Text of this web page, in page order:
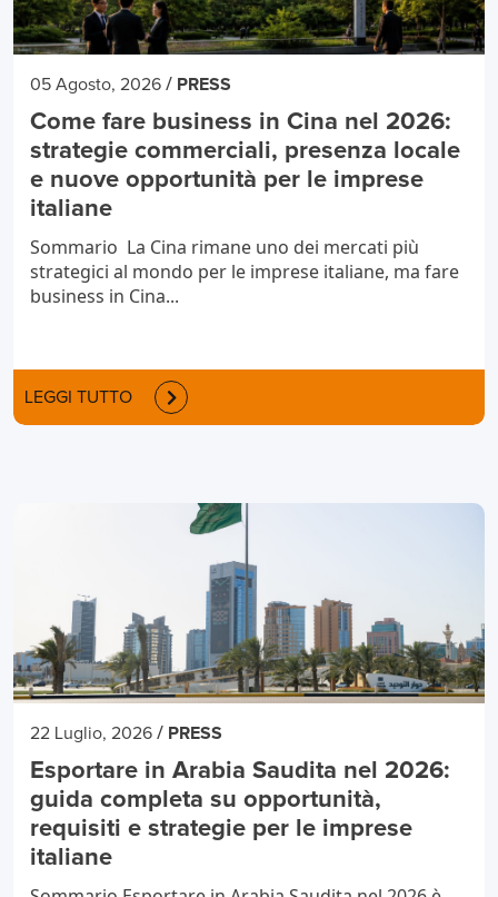
05 Agosto, 2026 / PRESS
Come fare business in Cina nel 2026:
strategie commerciali, presenza locale
e nuove opportunità per le imprese
italiane
Sommario La Cina rimane uno dei mercati più
strategici al mondo per le imprese italiane, ma fare
business in Cina...
LEGGI TUTTO
22 Luglio, 2026 / PRESS
Esportare in Arabia Saudita nel 2026:
guida completa su opportunità,
requisiti e strategie per le imprese
italiane